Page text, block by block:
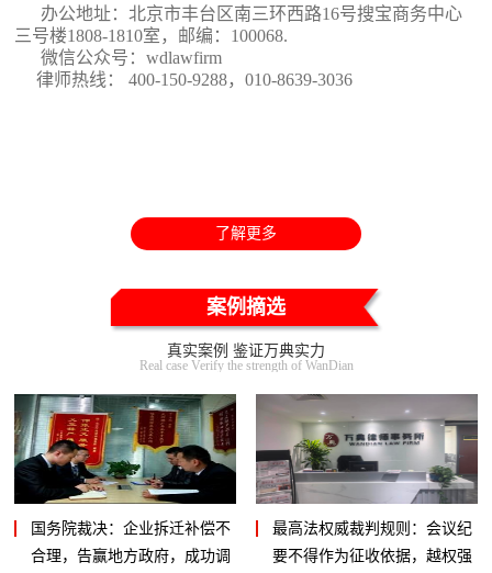
办公地址：北京市丰台区南三环西路16号搜宝商务中心
三号楼1808-1810室 ，邮编：100068.
微信公众号：wdlawfirm
律师热线： 400-150-9288，010-8639-3036
了解更多
案例摘选
真实案例 鉴证万典实力
Real case Verify the strength of WanDian
国务院裁决：企业拆迁补偿不
合理，告赢地方政府，成功调
最高法权威裁判规则：会议纪
要不得作为征收依据，越权强